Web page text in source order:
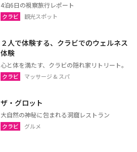
4泊6日の視察旅行レポート
クラビ 観光スポット
２人で体験する、クラビでのウェルネス
体験
心と体を満たす、クラビの隠れ家リトリート。
クラビ マッサージ & スパ
ザ・グロット
大自然の神秘に包まれる洞窟レストラン
クラビ グルメ